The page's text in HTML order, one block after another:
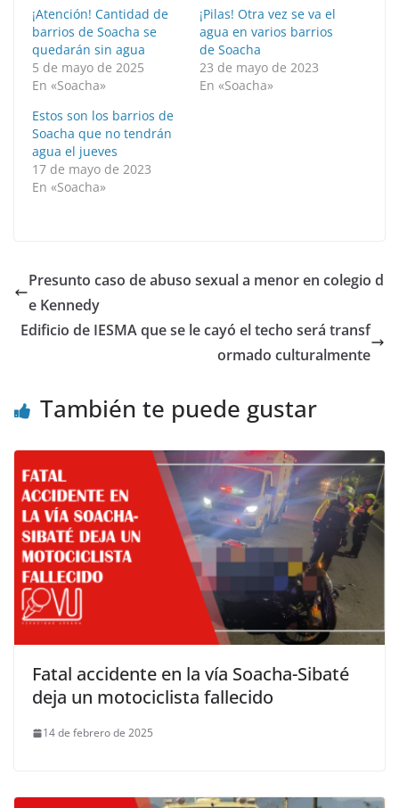
¡Atención! Cantidad de
barrios de Soacha se
quedarán sin agua
5 de mayo de 2025
En «Soacha»
¡Pilas! Otra vez se va el
agua en varios barrios
de Soacha
23 de mayo de 2023
En «Soacha»
Estos son los barrios de
Soacha que no tendrán
agua el jueves
17 de mayo de 2023
En «Soacha»
Presunto caso de abuso sexual a menor en colegio d
e Kennedy
Edificio de IESMA que se le cayó el techo será transf
ormado culturalmente
También te puede gustar
Fatal accidente en la vía Soacha-Sibaté
deja un motociclista fallecido
14 de febrero de 2025